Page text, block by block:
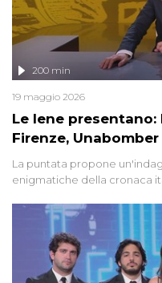
Le Iene
Firenze,
200 min
19 maggio 2026
La puntata propone
enigmatiche della cronaca
'90 e il 2000 che,
libertà. Lo speciale affronta
Firenze, le cui
groviglio di dubbi mai
l'intervista inedita a Olindo